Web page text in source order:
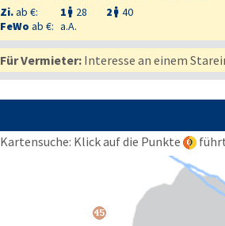
Zi.ab €: 1  28 2  40
FeWo ab €: a.A.
Für Vermieter:Interesse an einem
Kartensuche: Klick auf die Punkte